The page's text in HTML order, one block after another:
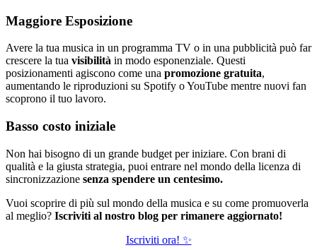
Maggiore Esposizione
Avere la tua musica in un programma TV o in una pubblicità può far
crescere la tua visibilità in modo esponenziale. Questi
posizionamenti agiscono come una promozione gratuita,
aumentando le riproduzioni su Spotify o YouTube mentre nuovi fan
scoprono il tuo lavoro.
Basso costo iniziale
Non hai bisogno di un grande budget per iniziare. Con brani di
qualità e la giusta strategia, puoi entrare nel mondo della licenza di
sincronizzazione senza spendere un centesimo.
Vuoi scoprire di più sul mondo della musica e su come promuoverla
al meglio? Iscriviti al nostro blog per rimanere aggiornato!
Iscriviti ora! ✨